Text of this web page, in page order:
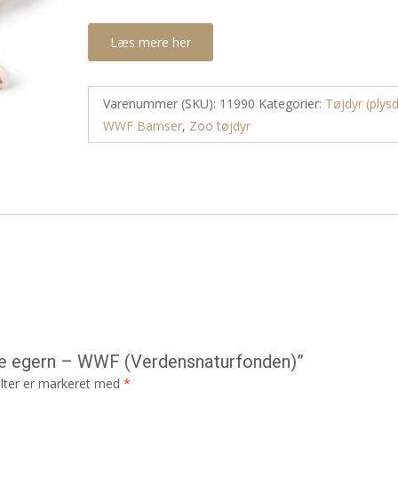
Læs mere her
Varenummer (SKU): 11990 Kategorier: Tøjdyr
WWF Bamser, Zoo tøjdyr
– WWF (Verdensnaturfonden)”
er markeret med *